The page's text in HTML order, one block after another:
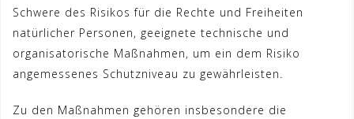
Schwere des Risikos für die Rechte und Freiheiten
natürlicher Personen, geeignete technische und
organisatorische Maßnahmen, um ein dem Risiko
angemessenes Schutzniveau zu gewährleisten.
Zu den Maßnahmen gehören insbesondere die